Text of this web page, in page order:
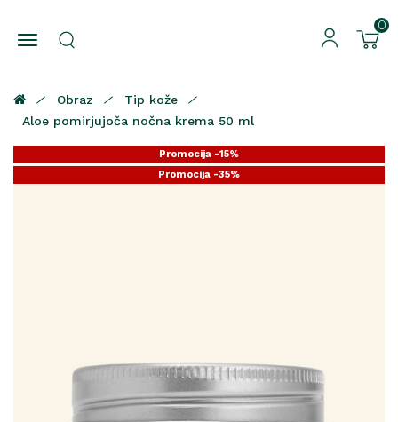
0
Obraz
Tip kože
Aloe pomirjujoča nočna krema 50 ml
Promocija -15%
Promocija -25%
Promocija -35%